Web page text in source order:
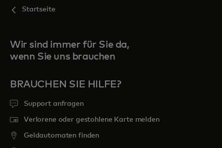
Startseite
Wir sind immer für Sie da,
wenn Sie uns brauchen
BRAUCHEN SIE HILFE?
Support anfragen
Verlorene oder gestohlene Karte melden
Geldautomaten finden